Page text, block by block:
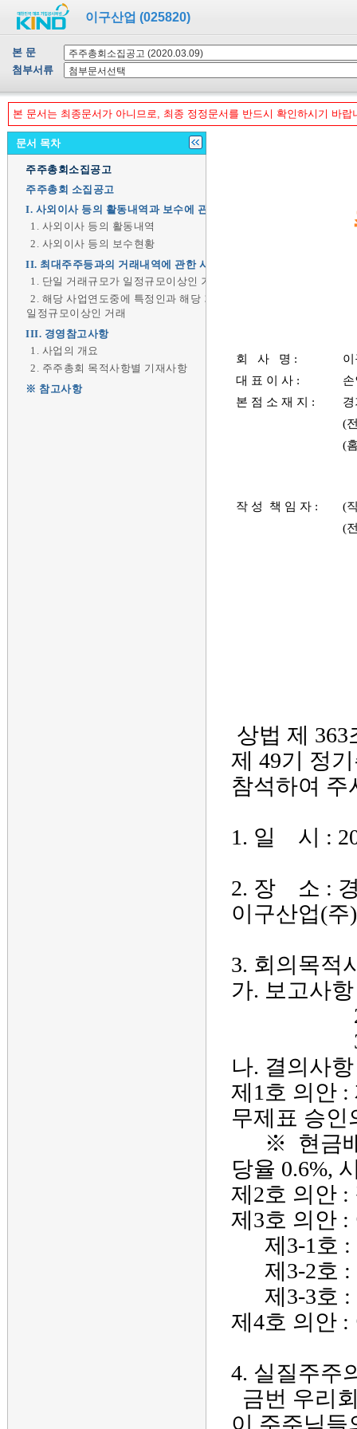
이구산업 (025820)
본 문
첨부서류
본 문서는 최종문서가 아니므로, 최종 정정문서를 반드시 확인하시기 바랍
문서 목차